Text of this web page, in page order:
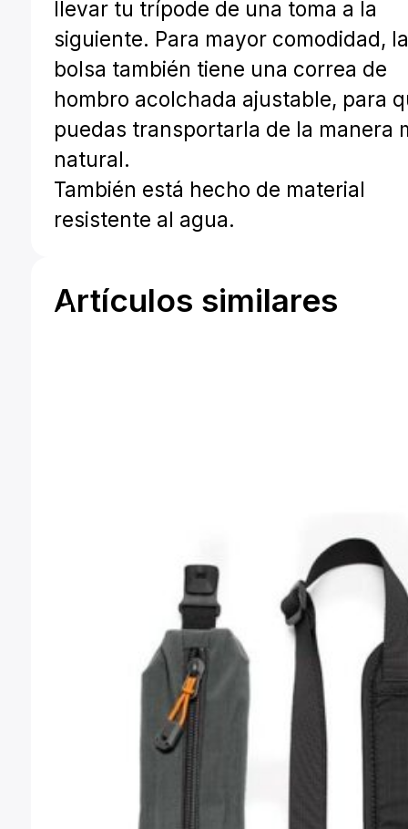
llevar tu trípode de una toma a la
siguiente. Para mayor comodidad,
bolsa también tiene una correa de
hombro acolchada ajustable, para
puedas transportarla de la manera
natural.
También está hecho de material
resistente al agua.
Artículos similares